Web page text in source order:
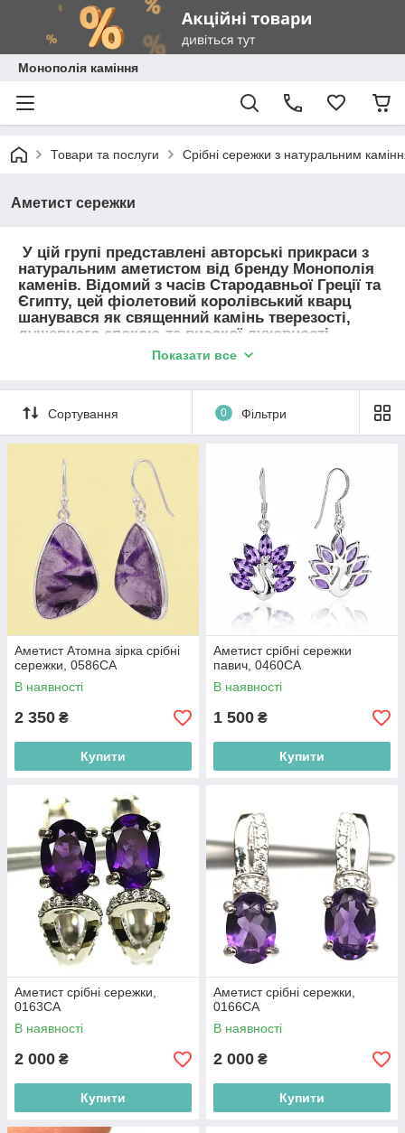
Монополія каміння
Товари та послуги Срібні сережки з натуральним
Аметист сережки
У цій групі представлені авторські прикраси з
натуральним аметистом від бренду Монополія
каменів. Відомий з часів Стародавньої Греції та
Єгипту, цей фіолетовий королівський кварц
шанувався як священний камінь тверезості,
душевного спокою та високої духовності.
Вироби колекції об'єднують глибоке сяйво
Одесі та всій Україні для гармонії й захисту.
Показати все
Сортування 0 Фільтри
Аметист Атомна зірка срібні
сережки, 0586СА
В наявності
2 350 ₴
Купити
Аметист срібні сережки
павич, 0460СА
В наявності
1 500 ₴
Купити
Аметист срібні сережки,
0163СА
В наявності
2 000 ₴
Купити
Аметист срібні сережки,
0166СА
В наявності
2 000 ₴
Купити